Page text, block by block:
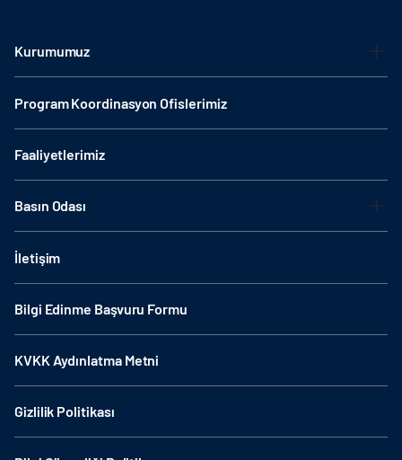
Kurumumuz
Program Koordinasyon Ofislerimiz
Faaliyetlerimiz
Basın Odası
İletişim
Bilgi Edinme Başvuru Formu
KVKK Aydınlatma Metni
Gizlilik Politikası